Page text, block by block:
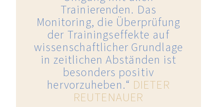
Trainierenden. Das
Monitoring, die Überprüfung
der Trainingseffekte auf
wissenschaftlicher Grundlage
in zeitlichen Abständen ist
besonders positiv
hervorzuheben.“ DIETER
REUTENAUER